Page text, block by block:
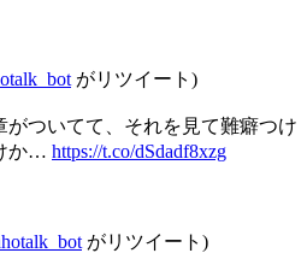
がリツイート)
ついてて、それを見て難癖つけ
か… https://t.co/dSdadf8xzg
がリツイート)